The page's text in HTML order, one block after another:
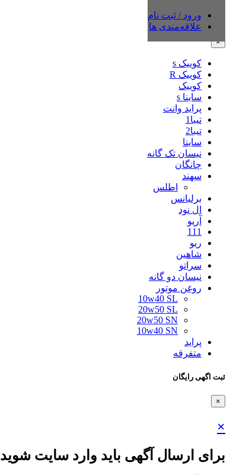
دسته‌بندی‌ها
×
کوییک s
کوییک R
کوییک
ساینا s
پراید وانت
تیبا1
تیبا2
ساینا
نیسان تک گانه
چانگان
سهند
اطلس
برلیانس
ال نود
آریو
111
ریو
شاهین
سراتو
نیسان دو گانه
روغن موتور
10w40 SL
20w50 SL
20w50 SN
10w40 SN
پراید
متفرقه
ثبت اگهی رایگان
×
×
برای ارسال آگهی باید وارد سایت شوید
ورود / ثبت نام
علاقه‌مندی ها